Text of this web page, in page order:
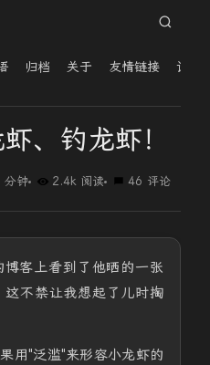
归档 关于 友情链接 读者
、钓龙虾！
分钟 2.4k 阅读 46 评论
客上看到了他晒的一张
不禁让我想起了儿时掏
用"泛滥"来形容小龙虾的